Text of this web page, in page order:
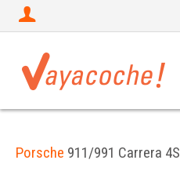
Porsche 911/991 Carrera 4S